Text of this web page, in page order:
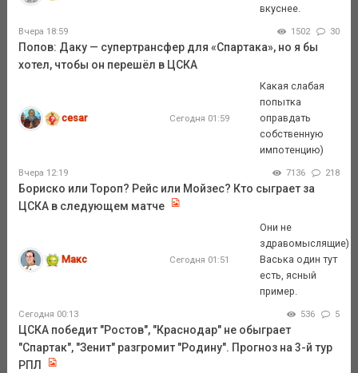
вкуснее.
Вчера 18:59 1502 30
Попов: Даку — супертрансфер для «Спартака», но я бы
хотел, чтобы он перешёл в ЦСКА
cesar Сегодня 01:59
Какая слабая
попытка
оправдать
собственную
импотенцию)
Вчера 12:19 7136 218
Бориско или Тороп? Рейс или Мойзес? Кто сыграет за
ЦСКА в следующем матче
Макс Сегодня 01:51
Они не
здравомыслящие)
Васька один тут
есть, ясный
пример.
Сегодня 00:13 536 5
ЦСКА победит "Ростов", "Краснодар" не обыграет
"Спартак", "Зенит" разгромит "Родину". Прогноз на 3-й тур
РПЛ